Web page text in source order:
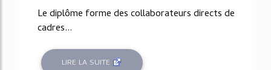
Le diplôme forme des collaborateurs directs de
cadres...
LIRE LA SUITE